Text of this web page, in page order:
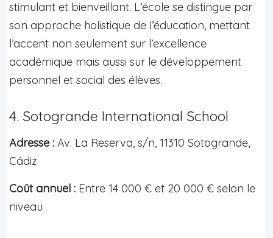
stimulant et bienveillant. L’école se distingue par
son approche holistique de l’éducation, mettant
l’accent non seulement sur l’excellence
académique mais aussi sur le développement
personnel et social des élèves.
4. Sotogrande International School
Adresse : Av. La Reserva, s/n, 11310 Sotogrande,
Cádiz
Coût annuel : Entre 14 000 € et 20 000 € selon le
niveau